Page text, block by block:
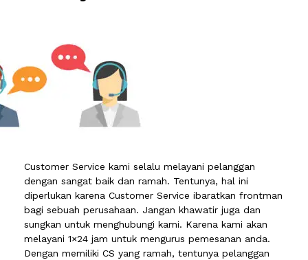
Customer Service kami selalu melayani pelanggan
dengan sangat baik dan ramah. Tentunya, hal ini
diperlukan karena Customer Service ibaratkan frontman
bagi sebuah perusahaan. Jangan khawatir juga dan
sungkan untuk menghubungi kami. Karena kami akan
melayani 1×24 jam untuk mengurus pemesanan anda.
Dengan memiliki CS yang ramah, tentunya pelanggan